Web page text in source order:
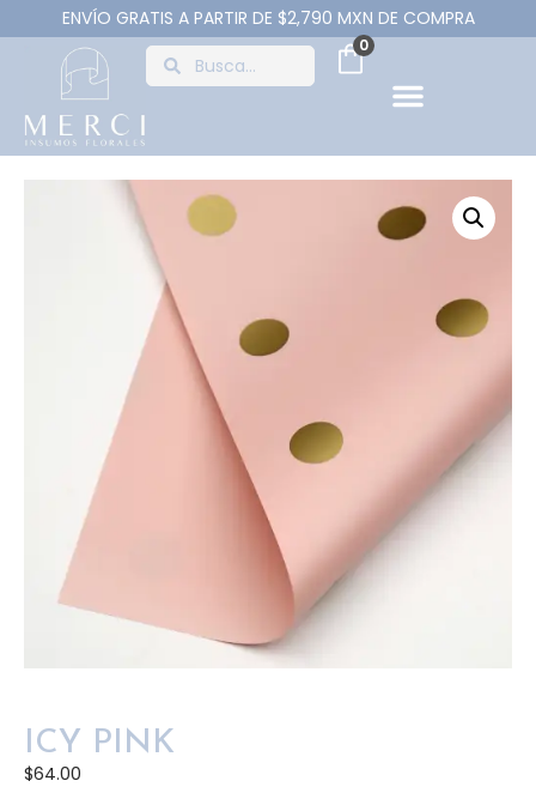
ENVÍO GRATIS A PARTIR DE $2,790 MXN DE COMPRA
0
ICY PINK
$64.00